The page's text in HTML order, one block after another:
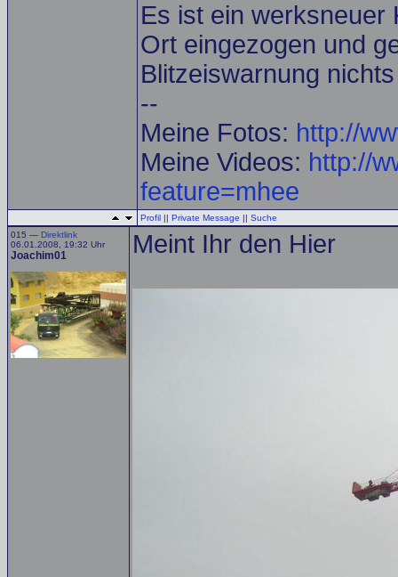
Es ist ein werksneuer
Ort eingezogen und
Blitzeiswarnung
--
Meine Fotos: http://
Meine Videos: http://
feature=mhee
Profil || Private Message || Suche
015 — Direktlink
06.01.2008, 19:32 Uhr
Joachim01 Meint Ihr den Hier